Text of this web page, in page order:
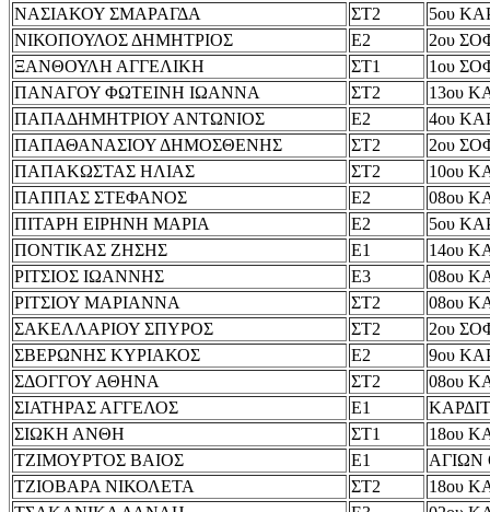
ΝΑΣΙΑΚΟΥ ΣΜΑΡΑΓΔΑ
ΣΤ2
5ου
ΝΙΚΟΠΟΥΛΟΣ ΔΗΜΗΤΡΙΟΣ
Ε2
2ου
ΞΑΝΘΟΥΛΗ ΑΓΓΕΛΙΚΗ
ΣΤ1
1ου
ΠΑΝΑΓΟΥ ΦΩΤΕΙΝΗ ΙΩΑΝΝΑ
ΣΤ2
13ου
ΠΑΠΑΔΗΜΗΤΡΙΟΥ ΑΝΤΩΝΙΟΣ
Ε2
4ου
ΠΑΠΑΘΑΝΑΣΙΟΥ ΔΗΜΟΣΘΕΝΗΣ
ΣΤ2
2ου
ΠΑΠΑΚΩΣΤΑΣ ΗΛΙΑΣ
ΣΤ2
10ου
ΠΑΠΠΑΣ ΣΤΕΦΑΝΟΣ
Ε2
08ου
ΠΙΤΑΡΗ ΕΙΡΗΝΗ ΜΑΡΙΑ
Ε2
5ου
ΠΟΝΤΙΚΑΣ ΖΗΣΗΣ
Ε1
14ου
ΡΙΤΣΙΟΣ ΙΩΑΝΝΗΣ
Ε3
08ου
ΡΙΤΣΙΟΥ ΜΑΡΙΑΝΝΑ
ΣΤ2
08ου
ΣΑΚΕΛΛΑΡΙΟΥ ΣΠΥΡΟΣ
ΣΤ2
2ου
ΣΒΕΡΩΝΗΣ ΚΥΡΙΑΚΟΣ
Ε2
9ου
ΣΔΟΓΓΟΥ ΑΘΗΝΑ
ΣΤ2
08ου
ΣΙΑΤΗΡΑΣ ΑΓΓΕΛΟΣ
Ε1
ΣΙΩΚΗ ΑΝΘΗ
ΣΤ1
18ου
ΤΖΙΜΟΥΡΤΟΣ ΒΑΙΟΣ
Ε1
ΤΖΙΟΒΑΡΑ ΝΙΚΟΛΕΤΑ
ΣΤ2
18ου